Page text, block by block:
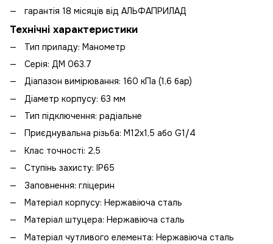
гарантія 18 місяців від АЛЬФАПРИЛАД
Технічні характеристики
Тип приладу: Манометр
Серія: ДМ 063.7
Діапазон вимірювання: 160 кПа (1,6 бaр)
Діаметр корпусу: 63 мм
Тип підключення: радіальне
Приєднувальна різьба: М12х1,5 або G1/4
Клас точності: 2,5
Ступінь захисту: IP65
Заповнення: гліцерин
Матеріал корпусу: Нержавіюча сталь
Матеріал штуцера: Нержавіюча сталь
Матеріал чутливого елемента: Нержавіюча сталь